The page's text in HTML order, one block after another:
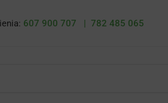
607 900 707 | 782 485 065